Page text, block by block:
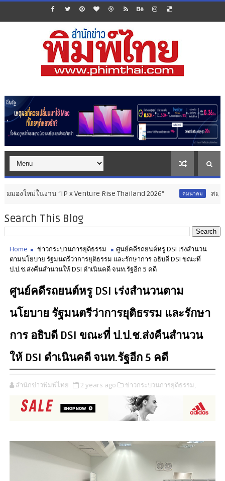
น “IP x Venture Rise Thailand 2026” คมนาคม สมุทรสาครเฮ!
Search This Blog
Home ข่าวกระบวนการยุติธรรม
ศูนย์คดีรถยนต์หรู DSI เร่งสำนวน
ตามนโยบาย รัฐมนตรีว่าการยุติธรรม และรักษาการ อธิบดี DSI ขณะที่
ป.ป.ช.ส่งคืนสำนวนให้ DSI ดำเนินคดี จนท.รัฐอีก 5 คดี
ศูนย์คดีรถยนต์หรู DSI เร่งสำนวนตาม
นโยบาย รัฐมนตรีว่าการยุติธรรม และรักษา
การ อธิบดี DSI ขณะที่ ป.ป.ช.ส่งคืนสำนวน
ให้ DSI ดำเนินคดี จนท.รัฐอีก 5 คดี
สำนักข่าวพิมพ์ไทย 2 years ago ข่าวกระบวนการยุติธรรม,